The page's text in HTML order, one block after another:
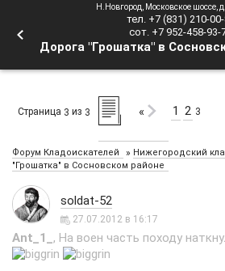
Н.Новгород, Московское шоссе,
тел. +7 (831) 210-
сот. +7 952-458-93-
Страница 3 из 3 « 1 2 3
Форум Кладоискателей » Нижегородский
"Грошатка" в Сосновском районе
soldat-52
27.07.2012 в 16:17
Ant_1_ , На воен часть походу